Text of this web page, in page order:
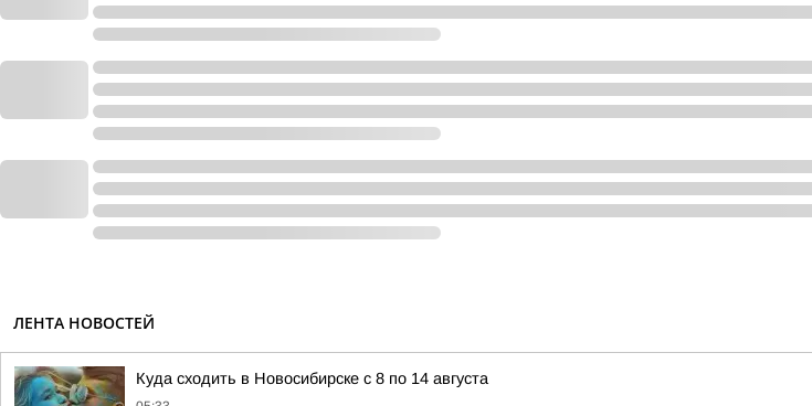
ЛЕНТА НОВОСТЕЙ
Куда сходить в Новосибирске с 8 по 14 августа